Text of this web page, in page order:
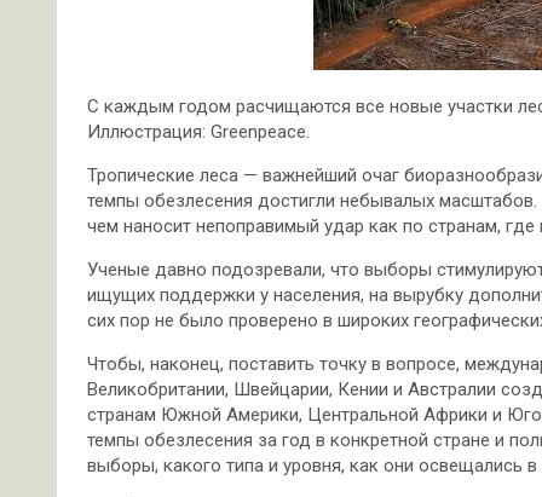
С каждым годом расчищаются все новые участки
Иллюстрация: Greenpeace.
Тропические леса — важнейший очаг
темпы обезлесения достигли небывалых
чем наносит непоправимый удар как по странам,
Ученые давно подозревали, что выборы
ищущих поддержки у населения, на вырубку
сих пор не было проверено в широких
Чтобы, наконец, поставить точку в вопросе,
Великобритании, Швейцарии, Кении и Австралии
странам Южной Америки, Центральной Африки и
темпы обезлесения за год в конкретной стране и
выборы, какого типа и уровня, как они освещались